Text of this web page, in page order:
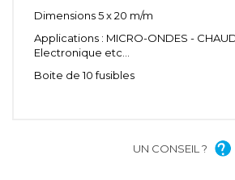
Dimensions 5 x 20 m/m
Applications : MICRO-ONDES -
Electronique etc...
Boite de 10 fusibles
UN CONSEIL ?